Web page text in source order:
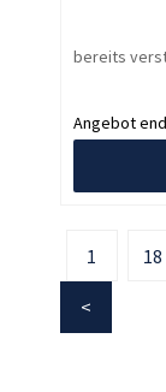
bereits
Angebot
1 18